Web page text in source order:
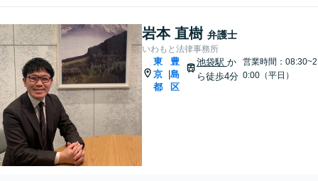
岩本 直樹 弁護士
いわもと法律事務所
東
京
都
豊
島
区
池袋駅 か
ら徒歩4分
営業時間：08:30~2
0:00（平日）